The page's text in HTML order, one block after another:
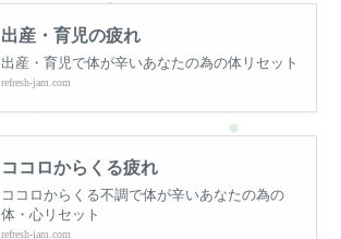
出産・育児の疲れ
出産・育児で体が辛いあなたの為の体リセット
refresh-jam.com
ココロからくる疲れ
ココロからくる不調で体が辛いあなたの為の
体・心リセット
refresh-jam.com